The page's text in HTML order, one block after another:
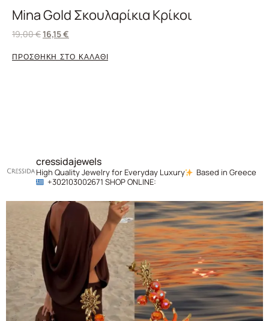
Mina Gold Σκουλαρίκια Κρίκοι
19,00€ 16,15€
ΠΡΟΣΘΗΚΗ ΣΤΟ ΚΑΛΑΘΙ
cressidajewels
High Quality Jewelry for Everyday Luxury
Based in Greece
+302103002671 SHOP ONLINE: